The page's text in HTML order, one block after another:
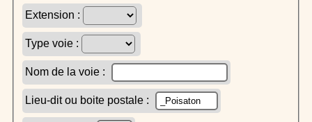
Extension :
Type voie :
Nom de la voie :
Lieu-dit ou boite postale :